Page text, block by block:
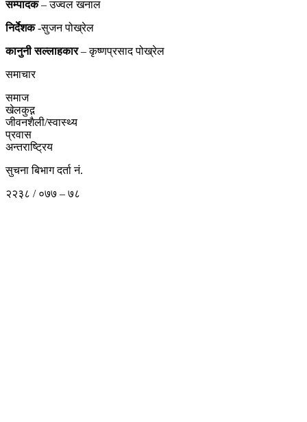
सम्पादक– उज्वल खनाल
निर्देशक-सुजन पोख्रेल
कानुनी सल्लाहकार– कृष्णप्रसाद पोख्रेल
समाचार
समाज
खेलकुद़़
जीवनशैली/स्वास्थ्य
प्रवास
अन्तराष्ट्रिय
सुचना बिभाग दर्ता नं.
२२३८ / ०७७ – ७८